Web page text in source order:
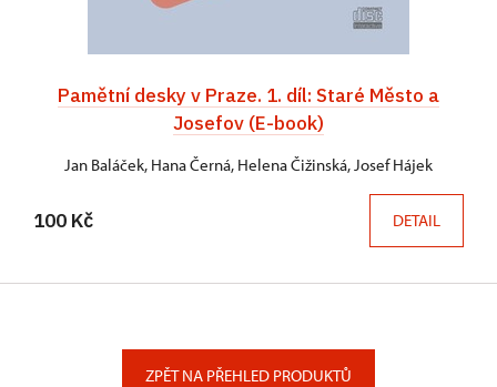
Pamětní desky v Praze. 1. díl: Staré Město a
Josefov (E-book)
Jan Baláček, Hana Černá, Helena Čižinská, Josef Hájek
100 Kč DETAIL
ZPĚT NA PŘEHLED PRODUKTŮ